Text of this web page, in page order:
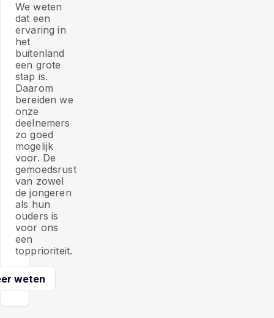
We weten
dat een
ervaring in
het
buitenland
een grote
stap is.
Daarom
bereiden we
onze
deelnemers
zo goed
mogelijk
voor. De
gemoedsrust
van zowel
de jongeren
als hun
ouders is
voor ons
een
topprioriteit.
weten